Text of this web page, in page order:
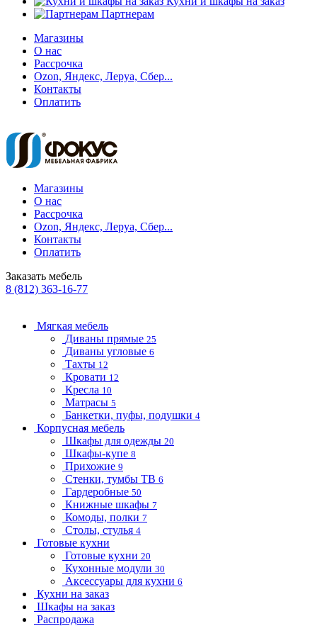
Партнерам
Магазины
О нас
Рассрочка
Ozon, Яндекс, Леруа, Сбер...
Контакты
Оплатить
Магазины
О нас
Рассрочка
Ozon, Яндекс, Леруа, Сбер...
Контакты
Оплатить
Заказать мебель
8 (812) 363-16-77
Мягкая мебель
Диваны прямые 25
Диваны угловые 6
Тахты 12
Кровати 12
Кресла 10
Матрасы 5
Банкетки, пуфы, подушки 4
Корпусная мебель
Шкафы для одежды 20
Шкафы-купе 8
Прихожие 9
Стенки, тумбы ТВ 6
Гардеробные 50
Книжные шкафы 7
Комоды, полки 7
Столы, стулья 4
Готовые кухни
Готовые кухни 20
Кухонные модули 30
Аксессуары для кухни 6
Кухни на заказ
Шкафы на заказ
Распродажа